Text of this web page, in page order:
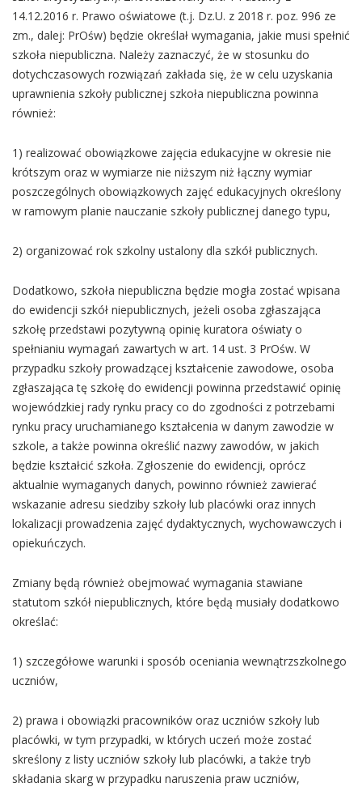
14.12.2016 r. Prawo oświatowe (t.j. Dz.U. z 2018 r. poz. 996 ze
zm., dalej: PrOśw) będzie określał wymagania, jakie musi spełnić
szkoła niepubliczna. Należy zaznaczyć, że w stosunku do
dotychczasowych rozwiązań zakłada się, że w celu uzyskania
uprawnienia szkoły publicznej szkoła niepubliczna powinna
również:
1) realizować obowiązkowe zajęcia edukacyjne w okresie nie
krótszym oraz w wymiarze nie niższym niż łączny wymiar
poszczególnych obowiązkowych zajęć edukacyjnych określony
w ramowym planie nauczanie szkoły publicznej danego typu,
2) organizować rok szkolny ustalony dla szkół publicznych.
Dodatkowo, szkoła niepubliczna będzie mogła zostać wpisana
do ewidencji szkół niepublicznych, jeżeli osoba zgłaszająca
szkołę przedstawi pozytywną opinię kuratora oświaty o
spełnianiu wymagań zawartych w art. 14 ust. 3 PrOśw. W
przypadku szkoły prowadzącej kształcenie zawodowe, osoba
zgłaszająca tę szkołę do ewidencji powinna przedstawić opinię
wojewódzkiej rady rynku pracy co do zgodności z potrzebami
rynku pracy uruchamianego kształcenia w danym zawodzie w
szkole, a także powinna określić nazwy zawodów, w jakich
będzie kształcić szkoła. Zgłoszenie do ewidencji, oprócz
aktualnie wymaganych danych, powinno również zawierać
wskazanie adresu siedziby szkoły lub placówki oraz innych
lokalizacji prowadzenia zajęć dydaktycznych, wychowawczych i
opiekuńczych.
Zmiany będą również obejmować wymagania stawiane
statutom szkół niepublicznych, które będą musiały dodatkowo
określać:
1) szczegółowe warunki i sposób oceniania wewnątrzszkolnego
uczniów,
2) prawa i obowiązki pracowników oraz uczniów szkoły lub
placówki, w tym przypadki, w których uczeń może zostać
skreślony z listy uczniów szkoły lub placówki, a także tryb
składania skarg w przypadku naruszenia praw uczniów,